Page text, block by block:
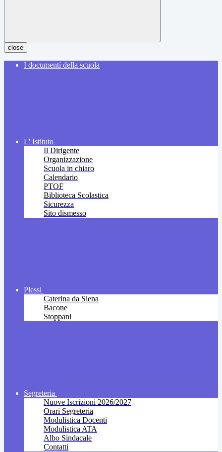
close
I documenti della scuola
L' Istituto
Il Dirigente
Organizzazione
Scuola in chiaro
Calendario
PTOF
Biblioteca Scolastica
Sicurezza
Sito dismesso
Plessi
Caterina da Siena
Bacone
Stoppani
Segreteria
Nuove Iscrizioni 2026/2027
Orari Segreteria
Modulistica Docenti
Modulistica ATA
Albo Sindacale
Contatti